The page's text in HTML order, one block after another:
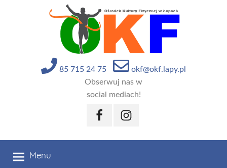
85 715 24 75
okf@okf.lapy.pl
Obserwuj nas w
social mediach!
FacebookInstagram
Menu